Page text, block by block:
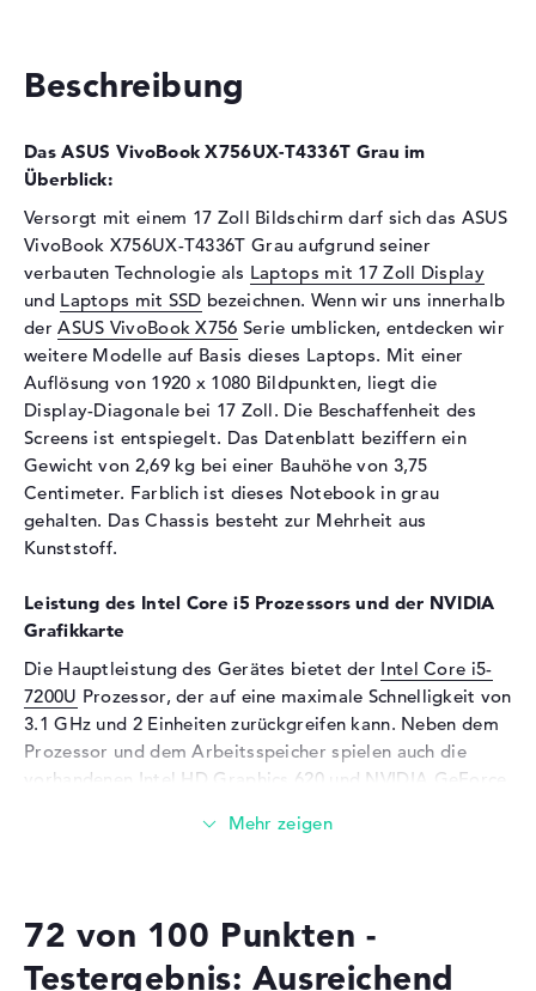
Festplatte
2. Festplatte
1 TB - 5400 rpm
Festplatte)
Optische Speicher
Laufwerks-Typ
DVD±RW (±R DL) (DVD-
Brenner)
Display
Display-Typ
17,3" TFT
Max. Auflösung
1920 x 1080
Auflösungstyp
Besonderheiten
Display, entspiegelt, LED-
Unterstützte Flash-
Audio
Soundkarte
ASUS SonicMaster
Technology
Eingabegeräte
Tastatur, Touchpad (Multi-
Touch-Trackpad)
Beschreibung
Das ASUS VivoBook X756UX-T4336T Grau im
Überblick:
Versorgt mit einem 17 Zoll Bildschirm darf sich das ASUS
VivoBook X756UX-T4336T Grau aufgrund seiner
verbauten Technologie als Laptops mit 17 Zoll Display
und Laptops mit SSD bezeichnen. Wenn wir uns innerhalb
derASUS VivoBook X756 Serie umblicken, entdecken wir
weitere Modelle auf Basis dieses Laptops. Mit einer
Auflösung von 1920 x 1080 Bildpunkten, liegt die
Display-Diagonale bei 17 Zoll. Die Beschaffenheit des
Screens ist entspiegelt. Das Datenblatt beziffern ein
Gewicht von 2,69 kg bei einer Bauhöhe von 3,75
Centimeter. Farblich ist dieses Notebook in grau
gehalten. Das Chassis besteht zur Mehrheit aus
Kunststoff.
Leistung des Intel Core i5 Prozessors und der NVIDIA
Grafikkarte
Die Hauptleistung des Gerätes bietet der Intel Core i5-
7200U Prozessor, der auf eine maximale Schnelligkeit von
3.1 GHz und 2 Einheiten zurückgreifen kann. Neben dem
Prozessor und dem Arbeitsspeicher spielen auch die
vorhandenen Intel HD Graphics 620 und NVIDIA GeForce
Beim RAM treffen wir auf eine Größe von 12 GB.
werden. Dabei handelt es sich um den Speichertyp DDR4
72 von 100 Punkten -
Testergebnis: Ausreichend